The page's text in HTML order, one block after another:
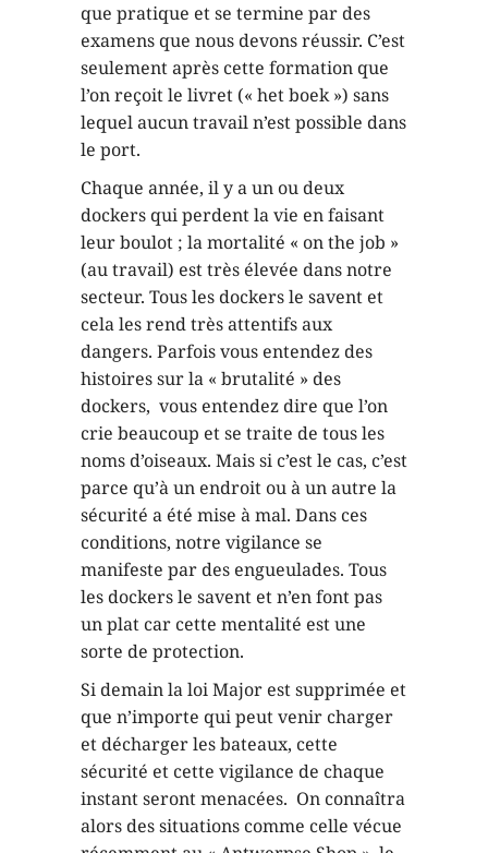
que pratique et se termine par des
examens que nous devons réussir. C’est
seulement après cette formation que
l’on reçoit le livret (« het boek ») sans
lequel aucun travail n’est possible dans
le port.
Chaque année, il y a un ou deux
dockers qui perdent la vie en faisant
leur boulot ; la mortalité « on the job »
(au travail) est très élevée dans notre
secteur. Tous les dockers le savent et
cela les rend très attentifs aux
dangers. Parfois vous entendez des
histoires sur la « brutalité » des
dockers, vous entendez dire que l’on
crie beaucoup et se traite de tous les
noms d’oiseaux. Mais si c’est le cas, c’est
parce qu’à un endroit ou à un autre la
sécurité a été mise à mal. Dans ces
conditions, notre vigilance se
manifeste par des engueulades. Tous
les dockers le savent et n’en font pas
un plat car cette mentalité est une
sorte de protection.
Si demain la loi Major est supprimée et
que n’importe qui peut venir charger
et décharger les bateaux, cette
sécurité et cette vigilance de chaque
instant seront menacées. On connaîtra
alors des situations comme celle vécue